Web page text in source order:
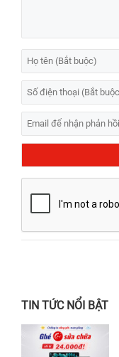
TIN TỨC NỔI BẬT